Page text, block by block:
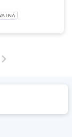
Następna strona